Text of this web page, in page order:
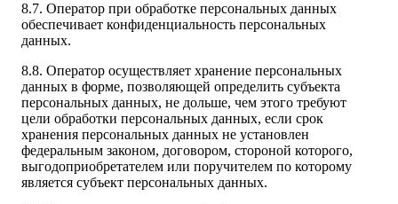
8.7. Оператор при обработке персональных данных
обеспечивает конфиденциальность персональных
данных.
8.8. Оператор осуществляет хранение персональных
данных в форме, позволяющей определить субъекта
персональных данных, не дольше, чем этого требуют
цели обработки персональных данных, если срок
хранения персональных данных не установлен
федеральным законом, договором, стороной которого,
выгодоприобретателем или поручителем по которому
является субъект персональных данных.